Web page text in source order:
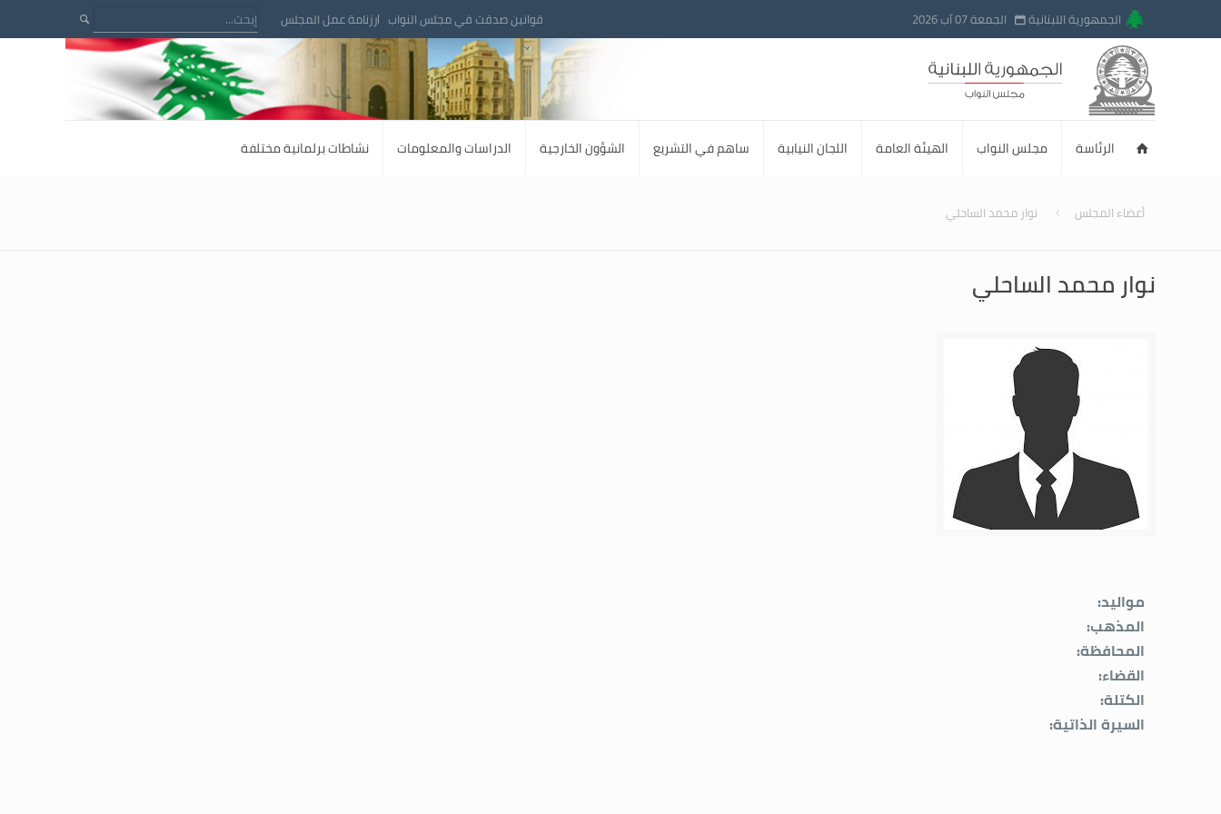
الجمهورية اللبنانية الجمعة 07 آب 2026 قوانين صدقت في مجلس النواب رزنامة عمل المجلس
الرئاسة مجلس النواب الهيئة العامة اللجان النيابية ساهم في التشريع الشؤون الخارجية الدراسات والمعلومات نشاطات برلمانية مختلفة
أعضاء المجلس نوار محمد الساحلي
نوار محمد الساحلي
مواليد:
المذهب:
المحافظة:
القضاء:
الكتلة:
السيرة الذاتية: